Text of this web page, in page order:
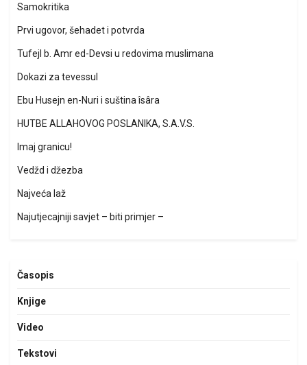
Samokritika
Prvi ugovor, šehadet i potvrda
Tufejl b. Amr ed-Devsi u redovima muslimana
Dokazi za tevessul
Ebu Husejn en-Nuri i suština îsâra
HUTBE ALLAHOVOG POSLANIKA, S.A.V.S.
Imaj granicu!
Vedžd i džezba
Najveća laž
Najutjecajniji savjet – biti primjer –
Časopis
Knjige
Video
Tekstovi